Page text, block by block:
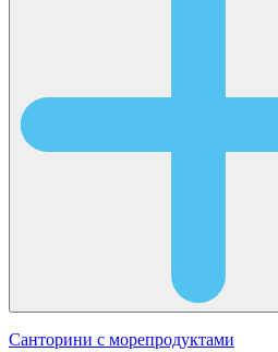
Санторини с морепродуктами